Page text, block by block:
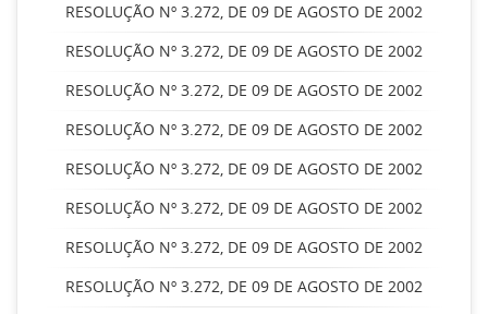
RESOLUÇÃO Nº 3.272, DE 09 DE AGOSTO DE 2002
RESOLUÇÃO Nº 3.272, DE 09 DE AGOSTO DE 2002
RESOLUÇÃO Nº 3.272, DE 09 DE AGOSTO DE 2002
RESOLUÇÃO Nº 3.272, DE 09 DE AGOSTO DE 2002
RESOLUÇÃO Nº 3.272, DE 09 DE AGOSTO DE 2002
RESOLUÇÃO Nº 3.272, DE 09 DE AGOSTO DE 2002
RESOLUÇÃO Nº 3.272, DE 09 DE AGOSTO DE 2002
RESOLUÇÃO Nº 3.272, DE 09 DE AGOSTO DE 2002